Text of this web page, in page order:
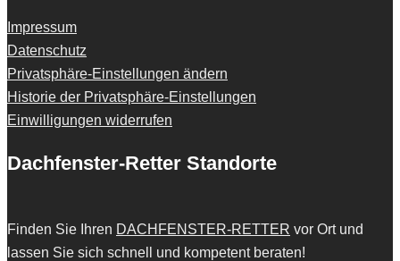
Impressum
Datenschutz
Privatsphäre-Einstellungen ändern
Historie der Privatsphäre-Einstellungen
Einwilligungen widerrufen
Dachfenster-Retter Standorte
Finden Sie Ihren DACHFENSTER-RETTER vor Ort und
lassen Sie sich schnell und kompetent beraten!